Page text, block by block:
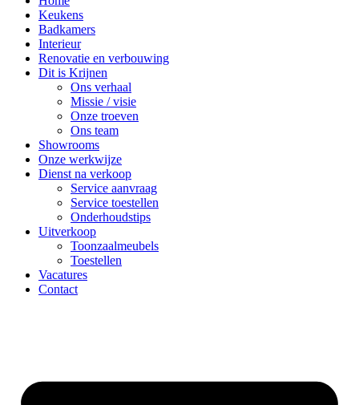
Keukens
Badkamers
Interieur
Renovatie en verbouwing
Dit is Krijnen
Ons verhaal
Missie / visie
Onze troeven
Ons team
Showrooms
Onze werkwijze
Dienst na verkoop
Service aanvraag
Service toestellen
Onderhoudstips
Uitverkoop
Toonzaalmeubels
Toestellen
Vacatures
Contact